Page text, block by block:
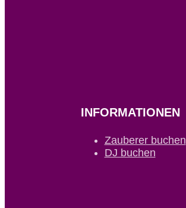
INFORMATIONEN
Zauberer buchen
DJ buchen